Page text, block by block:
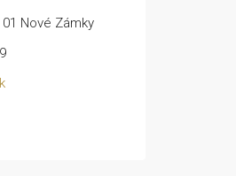
Nové Zámky